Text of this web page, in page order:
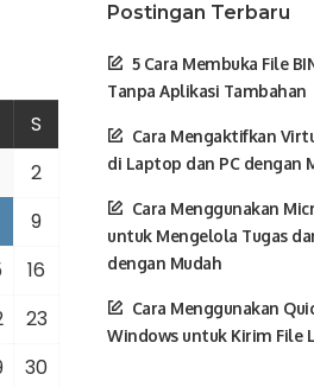
S
2
9
16
23
30
Postingan Terbaru
5 Cara Membuka File
Tanpa Aplikasi Tambahan
Cara Mengaktifkan
di Laptop dan PC dengan
Cara Menggunakan
untuk Mengelola Tugas
dengan Mudah
Cara Menggunakan
Windows untuk Kirim File